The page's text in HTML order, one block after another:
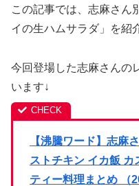
この記事では、志麻さん
イの生ハムサラダ」を紹
今回登場した志麻さんの
います↓
【沸騰ワード】志麻
ストチキン イカ飯
ティー料理まとめ （